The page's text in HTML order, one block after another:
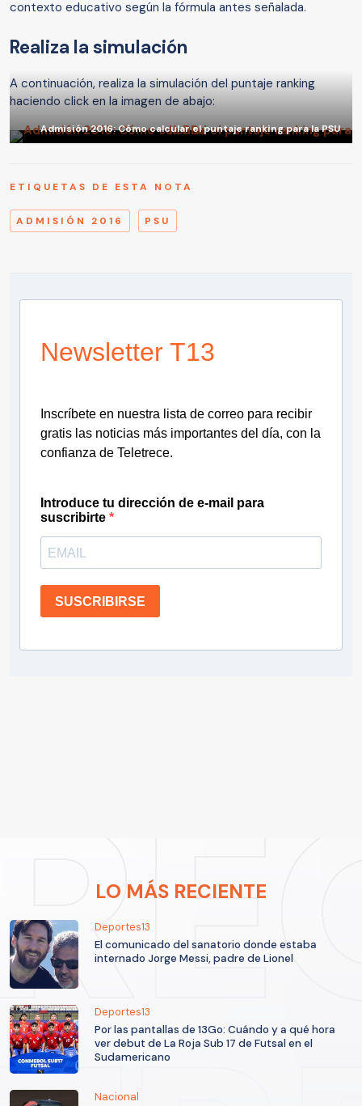
contexto educativo según la fórmula antes señalada.
Realiza la simulación
A continuación, realiza la simulación del puntaje ranking
haciendo click en la imagen de abajo:
Admisión 2016: Cómo calcular el puntaje ranking para la PSU
ETIQUETAS DE ESTA NOTA
ADMISIÓN 2016 PSU
Newsletter T13
Inscríbete en nuestra lista de correo para recibir
gratis las noticias más importantes del día, con la
confianza de Teletrece.
Introduce tu dirección de e-mail para
suscribirte
SUSCRIBIRSE
LO MÁS RECIENTE
Deportes13
El comunicado del sanatorio donde estaba
internado Jorge Messi, padre de Lionel
Deportes13
Por las pantallas de 13Go: Cuándo y a qué hora
ver debut de La Roja Sub 17 de Futsal en el
Sudamericano
Nacional